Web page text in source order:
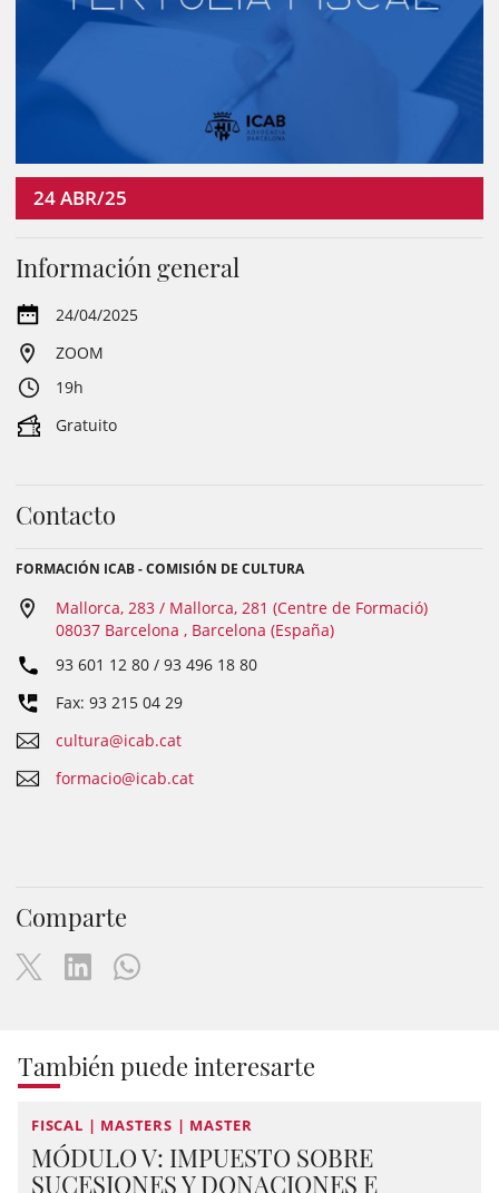
24ABR/25
Información general
24/04/2025
ZOOM
19h
Gratuito
Contacto
FORMACIÓN ICAB - COMISIÓN DE CULTURA
Mallorca, 283 / Mallorca, 281 (Centre de Formació)
08037 Barcelona , Barcelona (España)
93 601 12 80 / 93 496 18 80
Fax: 93 215 04 29
cultura@icab.cat
formacio@icab.cat
Comparte
También puede interesarte
FISCAL | MASTERS | MASTER
MÓDULO V: IMPUESTO SOBRE
SUCESIONES Y DONACIONES E